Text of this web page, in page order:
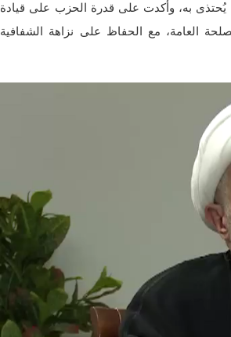
به، وأكدت على قدرة الحزب على قيادة
العامة، مع الحفاظ على نزاهة الشفافية